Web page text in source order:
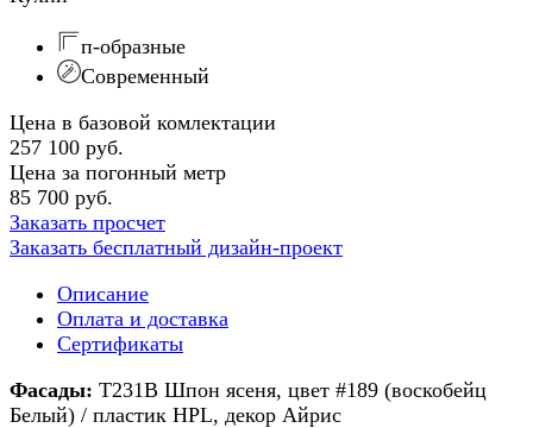
п-образные
Современный
Цена в базовой комлектации
257 100 руб.
Цена за погонный метр
85 700 руб.
Заказать просчет
Заказать бесплатный дизайн-проект
Описание
Оплата и доставка
Сертификаты
Фасады: Т231В Шпон ясеня, цвет #189 (воскобейц
Белый) / пластик HPL, декор Айрис